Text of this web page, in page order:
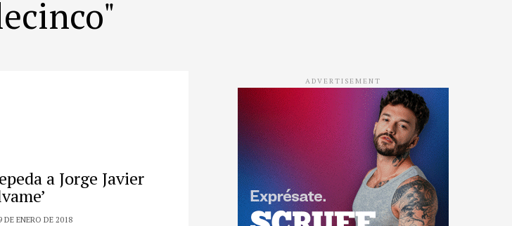
a Jorge Javier
DE ENERO DE 2018
ADVERTISEMENT